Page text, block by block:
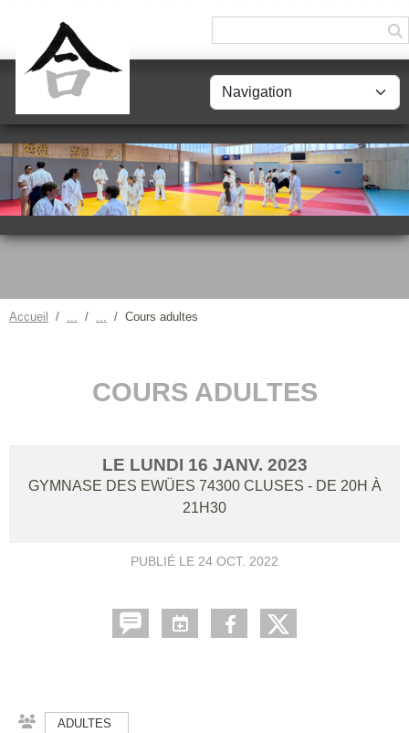
Accueil Cours adultes
COURS ADULTES
LE LUNDI 16 JANV. 2023
GYMNASE DES EWÜES 74300 CLUSES - DE 20H À
21H30
PUBLIÉ LE 24 OCT. 2022
ADULTES